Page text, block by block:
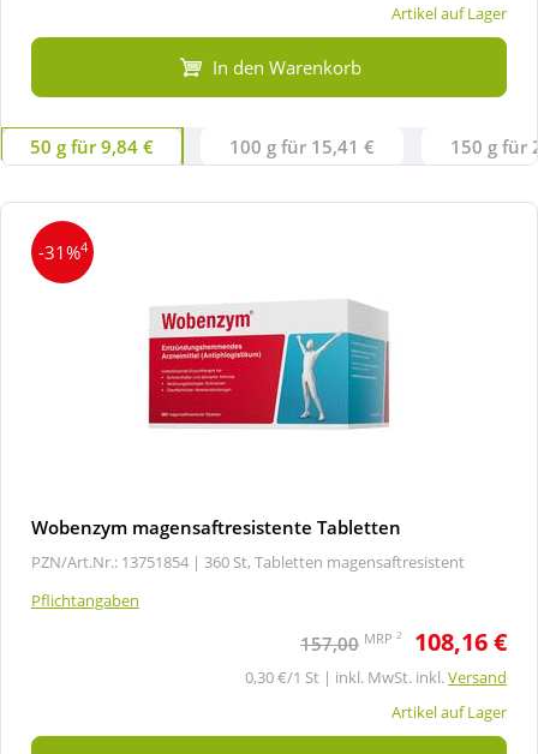
Artikel auf Lager
In den Warenkorb
50 g für 9,84 € 100 g für 15,41 € 150 g für
-31%4
Wobenzym magensaftresistente Tabletten
PZN/Art.Nr.: 13751854 | 360 St, Tabletten magensaftresistent
Pflichtangaben
157,00 MRP 2 108,16 €
0,30 €/1 St | inkl. MwSt. inkl.Versand
Artikel auf Lager